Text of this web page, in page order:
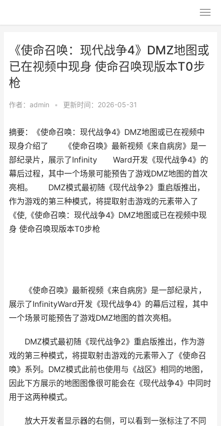
《使命召唤：现代战争4》DMZ地图或
已在视频中现身 使命召唤现版本T0步
枪
作者： admin • 更新时间：2026-05-31
摘要：《使命召唤：现代战争4》DMZ地图或已在视频中
现身介绍了 《使命召唤》最新视频《来自病房》是一
部纪录片，展示了Infinity Ward开发《现代战争4》的
幕后过程，其中一个场景可能预告了游戏DMZ地图的首次
亮相。 DMZ模式最初随《现代战争2》重启版推出，
作为游戏的第三种模式，将提取射击游戏的元素带入了
《使,《使命召唤：现代战争4》DMZ地图或已在视频中现
身 使命召唤现版本T0步枪
《使命召唤》最新视频《来自病房》是一部纪录片，
展示了InfinityWard开发《现代战争4》的幕后过程，其中
一个场景可能预告了游戏DMZ地图的首次亮相。
DMZ模式最初随《现代战争2》重启版推出，作为游
戏的第三种模式，将提取射击游戏的元素带入了《使命召
唤》系列。DMZ模式此前也使用与《战区》相同的地图，
因此下方展示的地图图像很可能会在《现代战争4》中同时
用于这两种模式。
放大开发者显示器的右侧，可以看到一张标注了不同